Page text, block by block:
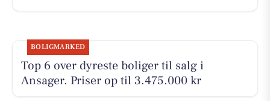
BOLIGMARKED
Top 6 over dyreste boliger til salg i
Ansager. Priser op til 3.475.000 kr